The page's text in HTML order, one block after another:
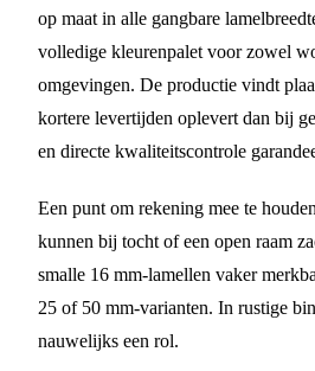
op maat in alle gangbare
volledige kleurenpalet voor zowel
omgevingen. De productie vindt
kortere levertijden oplevert dan bij
en directe kwaliteitscontrole
Een punt om rekening mee te
kunnen bij tocht of een open raam
smalle 16 mm-lamellen vaker
25 of 50 mm-varianten. In rustige
nauwelijks een rol.